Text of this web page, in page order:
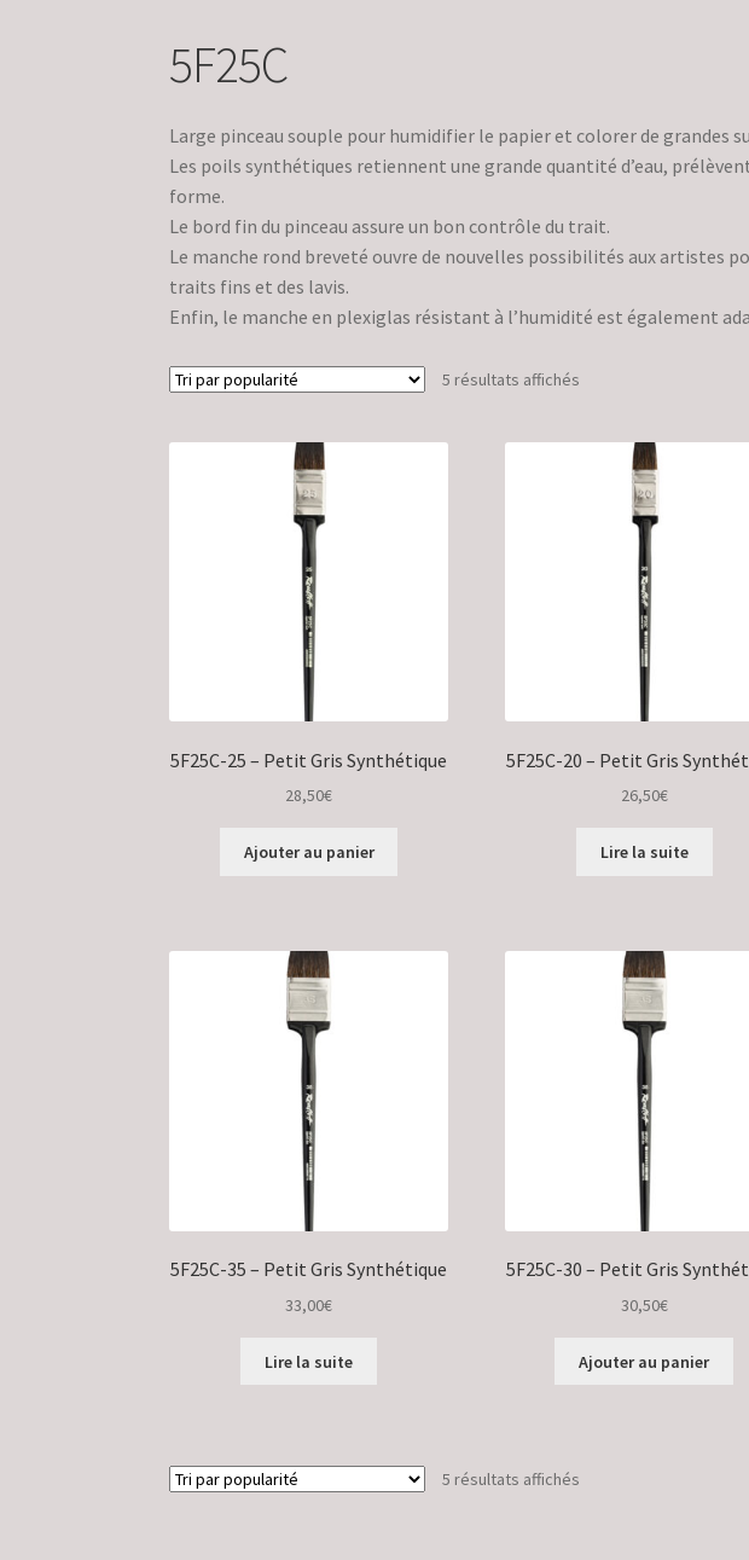
5F25C
Large pinceau souple pour humidifier le papier et colorer de grandes
Les poils synthétiques retiennent une grande quantité d’eau,
forme.
Le bord fin du pinceau assure un bon contrôle du trait.
Le manche rond breveté ouvre de nouvelles possibilités aux artistes
traits fins et des lavis.
Enfin, le manche en plexiglas résistant à l’humidité est également
5 résultats affichés
5F25C-25 – Petit Gris Synthétique
28,50€
Ajouter au panier
5F25C-20 – Petit Gris
26,50€
Lire la suite
5F25C-35 – Petit Gris Synthétique
33,00€
Lire la suite
5F25C-30 – Petit Gris
30,50€
Ajouter au panier
5 résultats affichés